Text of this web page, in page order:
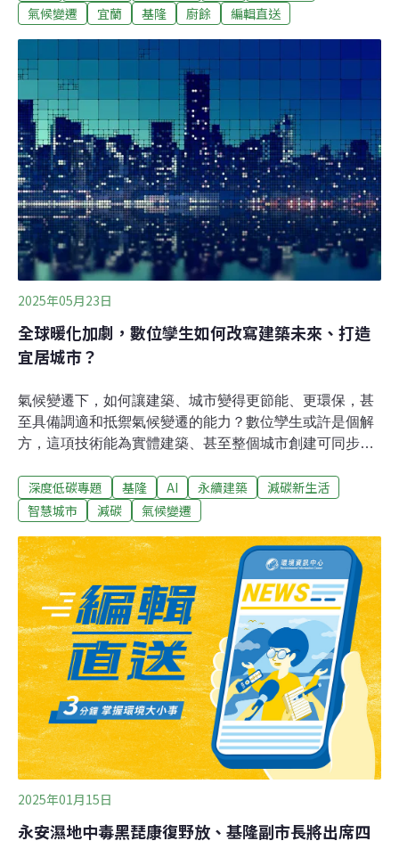
非洲豬瘟僅感染豬隻，水鹿並無感染之虞，屍體已運至溪
明年喊停 換電站及停車位不足引民怨基隆市長謝國樑推出
免費「公益青年就業電動機車補助案」，明年將喊停。基
隆市議員指2年多來電動機車增加了2萬多輛，全國最高，
但停車及換電站等配套都不足，並沒有汰油換電政策，引
發民怨。環保局表示，換電站、充電站目前共129站，持
續建置中。（自由時報報導）
氣候變遷
宜蘭 基隆 廚餘 編輯直送
2025年05月23日
全球暖化加劇，數位孿生如何改寫建築未來、打造
宜居城市？
氣候變遷下，如何讓建築、城市變得更節能、更環保，甚
至具備調適和抵禦氣候變遷的能力？數位孿生或許是個解
方，這項技術能為實體建築、甚至整個城市創建可同步的
化，幫助建築更節能、都市更宜居，甚至提前預測災害風
險，協助救援。數位孿生（Digital Twin，或稱數位雙生）
資料傳輸到虛擬複製品，進行即時、準確的數據追蹤。數
位孿生應用在很多領域，舉凡建築、製造、醫療、汽車、
能源專案、零售產業等，都能運用數位孿生遠端監控、即
時修正，確保系統正常運作或是改善效能。而藝術、觀
光、遊戲領域中，也能藉此打造有如實境般的沉浸式體
驗。
深度低碳專題 基隆 AI 永續建築
減碳新生活
智慧城市
減碳 氣候變遷
2025年01月15日
永安濕地中毒黑琵康復野放、基隆副市長將出席四